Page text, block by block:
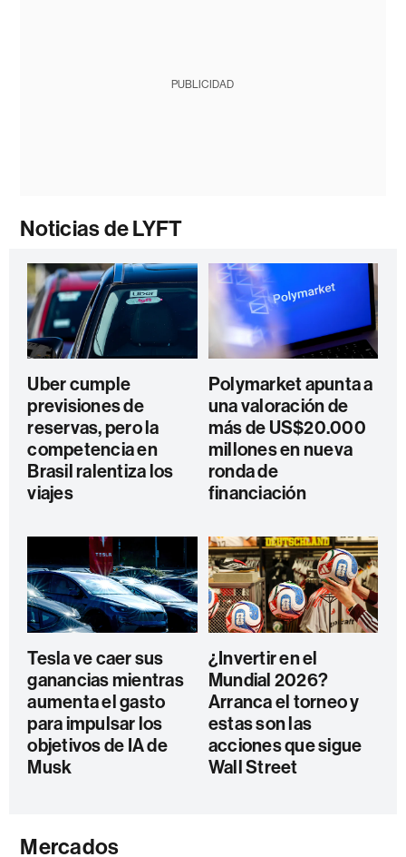
PUBLICIDAD
Noticias de LYFT
Uber cumple
previsiones de
reservas, pero la
competencia en
Brasil ralentiza los
viajes
Polymarket apunta a
una valoración de
más de US$20.000
millones en nueva
ronda de
financiación
Tesla ve caer sus
ganancias mientras
aumenta el gasto
para impulsar los
objetivos de IA de
Musk
¿Invertir en el
Mundial 2026?
Arranca el torneo y
estas son las
acciones que sigue
Wall Street
Mercados